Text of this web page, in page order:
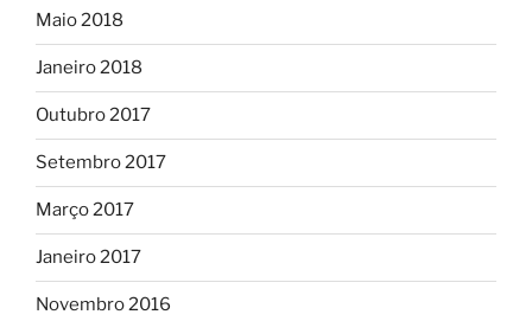
Maio 2018
Janeiro 2018
Outubro 2017
Setembro 2017
Março 2017
Janeiro 2017
Novembro 2016